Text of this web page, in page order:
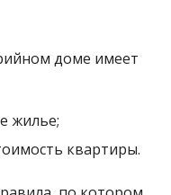
доме имеет
жилье;
квартиры.